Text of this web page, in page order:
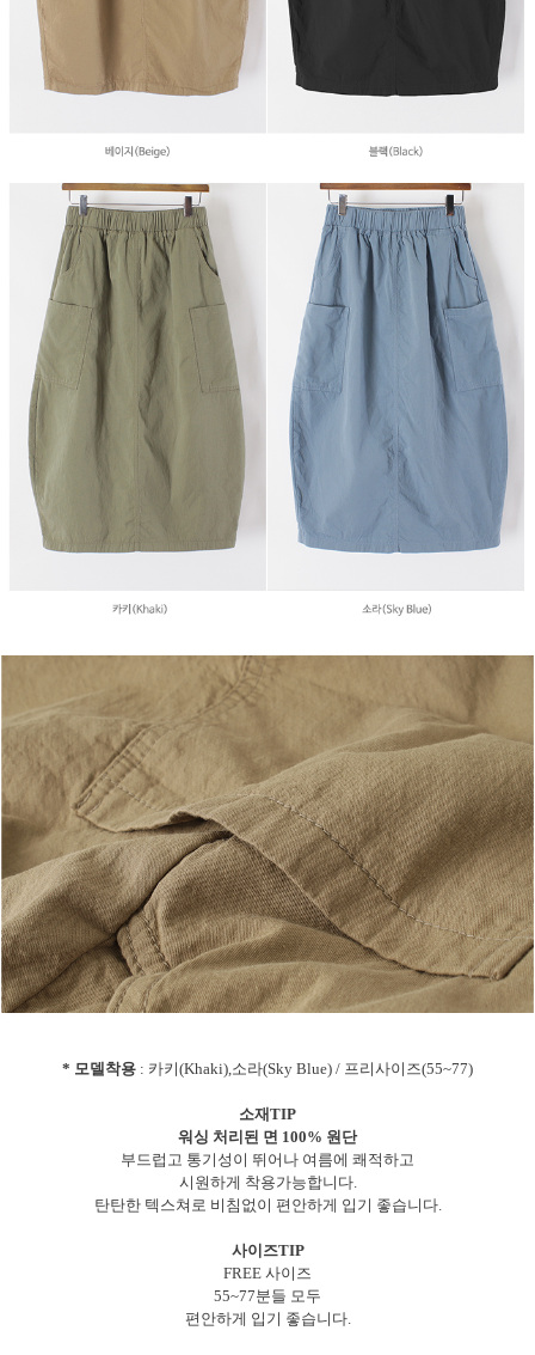
* 모델착용 : 카키(Khaki),소라(Sky Blue) / 프리사이즈(55~77)
소재TIP
워싱 처리된 면 100% 원단
부드럽고 통기성이 뛰어나 여름에 쾌적하고
시원하게 착용가능합니다.
탄탄한 텍스쳐로 비침없이 편안하게 입기 좋습니다.
사이즈TIP
FREE 사이즈
55~77분들 모두
편안하게 입기 좋습니다.